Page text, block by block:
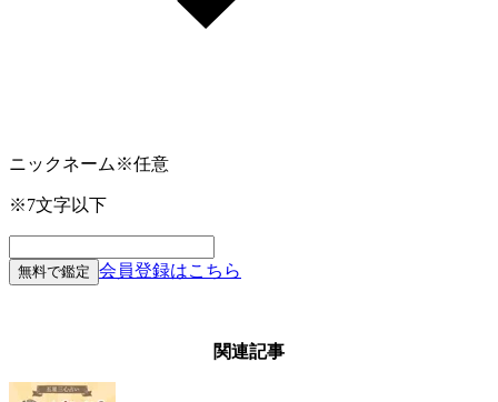
ニックネーム ※任意
※7文字以下
無料で鑑定 会員登録はこちら
関連記事